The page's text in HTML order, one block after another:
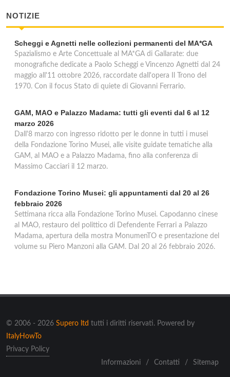
NOTIZIE
Scheggi e Agnetti nelle collezioni permanenti del MA*GA
Spazialismo e Arte Concettuale al MA*GA di Gallarate: due
monografiche dedicate a Paolo Scheggi e Vincenzo Agnetti dal 24
maggio all'11 ottobre 2026, raccordate dall'opera Il Trono del
1970. Con il focus Stato di quiete di Giovanni Ferrario.
GAM, MAO e Palazzo Madama: tutti gli eventi dal 6 al 12
marzo 2026
Dall'8 marzo con ingresso ridotto per le donne in tutti i musei
della Fondazione Torino Musei, alle visite guidate tematiche alla
GAM, al MAO e a Palazzo Madama, fino alla conferenza di
Massimo Cacciari il 12 marzo.
Fondazione Torino Musei: gli appuntamenti dal 20 al 26
febbraio 2026
Settimana ricca alla Fondazione Torino Musei. Capodanno cinese
al MAO, restauro del polittico di Defendente Ferrari a Palazzo
Madama, apertura della mostra MonumenTO e presentazione del
volume su Piero Manzoni alla GAM. Dal 20 al 26 febbraio 2026.
© 2006 - 2026 Supero ltd tutti i diritti riservati. Powered by
ItalyHowTo
Privacy Policy
Informazioni
/ Contatti / Sitemap